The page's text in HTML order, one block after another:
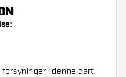
i denne dart